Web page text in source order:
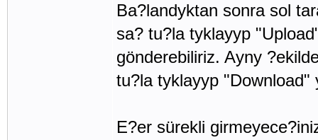
Ba?landyktan sonra sol
sa? tu?la tyklayyp
gönderebiliriz. Ayny
tu?la tyklayyp "Download"
E?er sürekli